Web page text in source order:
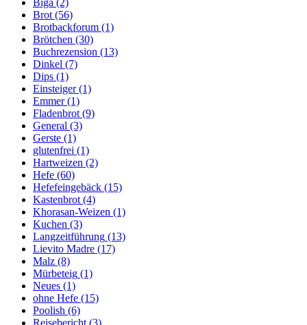
Biga (2)
Brot (56)
Brotbackforum (1)
Brötchen (30)
Buchrezension (13)
Dinkel (7)
Dips (1)
Einsteiger(1)
Emmer(1)
Fladenbrot (9)
General (3)
Gerste (1)
glutenfrei (1)
Hartweizen (2)
Hefe (60)
Hefefeingebäck (15)
Kastenbrot (4)
Khorasan-Weizen (1)
Kuchen (3)
Langzeitführung (13)
Lievito Madre (17)
Malz (8)
Mürbeteig (1)
Neues (1)
ohne Hefe (15)
Poolish (6)
Reisebericht (3)